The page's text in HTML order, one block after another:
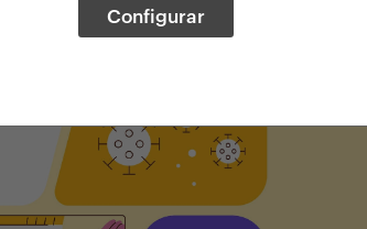
Configurar